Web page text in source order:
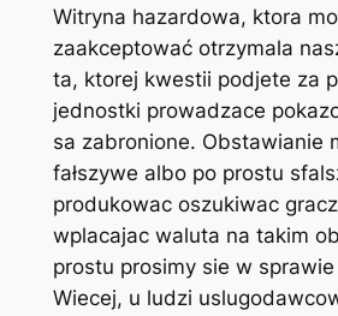
Witryna hazardowa, ktora
zaakceptować otrzymala
ta, ktorej kwestii podjete za
jednostki prowadzace
sa zabronione. Obstawianie
fałszywe albo po prostu
produkowac oszukiwac
wplacajac waluta na takim
prostu prosimy sie w
Wiecej, u ludzi